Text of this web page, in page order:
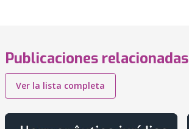
Publicaciones relacionadas
Ver la lista completa